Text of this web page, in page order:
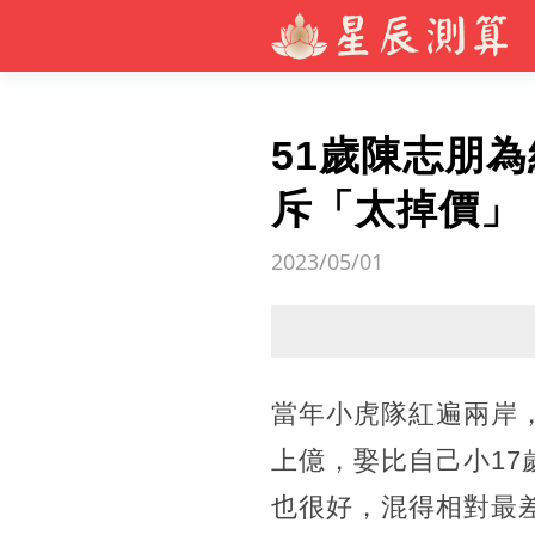
51歲陳志朋
斥「太掉價」
2023/05/01
當年小虎隊紅遍兩岸
上億，娶比自己小17
也很好，混得相對最